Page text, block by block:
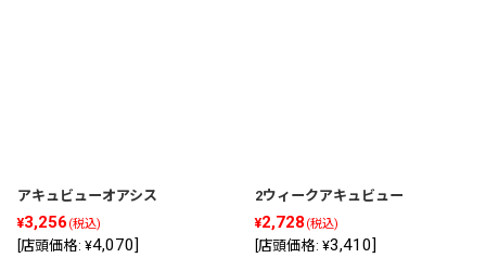
アキュビューオアシス
¥3,256 (税込)
店頭価格: ¥4,070]
2ウィークアキュビュー
¥2,728 (税込)
店頭価格: ¥3,410]